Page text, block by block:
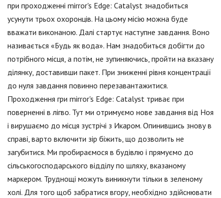
при проходженні mirror's Edge: Catalyst знадобиться
усунути трьох охоронців. На цьому місію можна буде
вважати виконаною. Далі стартує наступне завдання. Воно
називається «Будь як вода». Нам знадобиться добігти до
потрібного місця, а потім, не зупиняючись, пройти на вказану
ділянку, доставивши пакет. При зниженні рівня концентрації
до нуля завдання повинно перезавантажитися.
Проходження гри mirror's Edge: Catalyst триває при
поверненні в лігво. Тут ми отримуємо нове завдання від Ноя
і вирушаємо до місця зустрічі з Икаром. Опинившись знову в
справі, варто включити зір біжить, що дозволить не
загубитися. Ми пробираємося в будівлю і прямуємо до
сільськогосподарського відділу по шляху, вказаному
маркером. Труднощі можуть виникнути тільки в зеленому
холі. Для того щоб забратися вгору, необхідно здійснювати